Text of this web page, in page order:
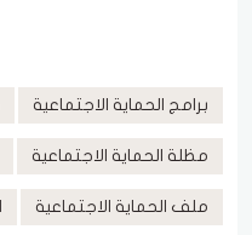
برامج الحماية الاجتماعية
مظلة الحماية الاجتماعية
ملف الحماية الاجتماعية